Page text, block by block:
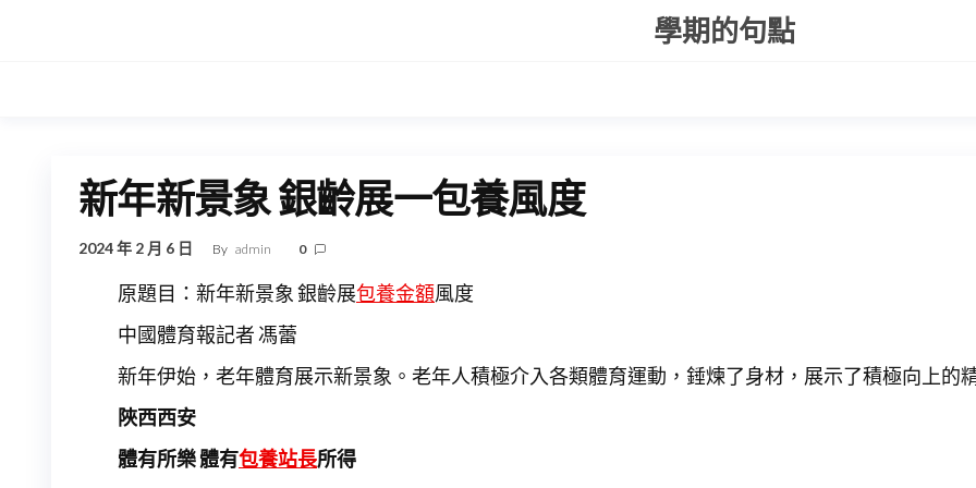
學期的句點
新年新景象 銀齡展一包養風度
2024 年 2 月 6 日 By admin 0
原題目：新年新景象 銀齡展包養金額風度
中國體育報記者 馮蕾
新年伊始，老年體育展示新景象。老年人積極介入各類體育運動，錘煉了身材，展示了積極向上的
陜西西安
體有所樂 體有包養站長所得